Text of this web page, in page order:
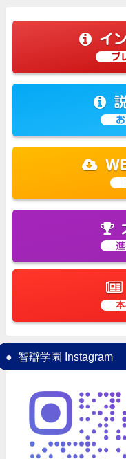
イ
プ
智辯学園 Instagram